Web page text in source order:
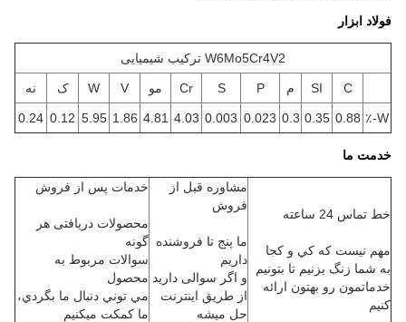
فولاد ابزار
W6Mo5Cr4V2 ترکیب شیمیایی
C
SI م P
S
Cr مو V
W ک نه
W-٪ 0.88
0.35
0.3
0.023
0.003
4.03
4.81
1.86
5.95
0.12
0.24
خدمت ما
خط تماس 24 ساعته
مهم نيست که کي و کجا
به شما زنگ بزنیم تا بتونیم
خدماتمون رو بهتون ارائه
کنیم
مشاوره قبل از
فروش
ما پنج تا فروشنده
داريم
و اگر سوالی دارید
از طريق اينترنت
حل ميشه
خدمات پس از فروش
محصولات دریافتی هر
گونه
سوالات مربوط به
محصول
مي توني دنبال ما بگردي،
ما کمکت ميکنيم